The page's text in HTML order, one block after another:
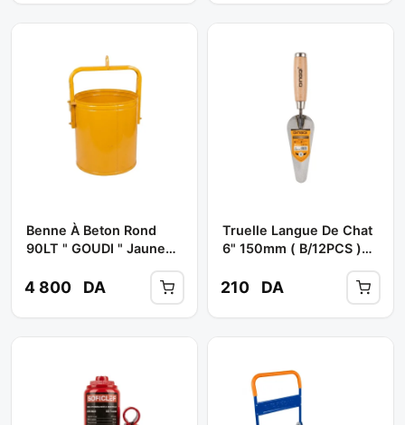
Benne À Beton Rond
90LT " GOUDI " Jaune
4 800 DA
Truelle Langue De Chat
6" 150mm ( B/12PCS )
210 DA